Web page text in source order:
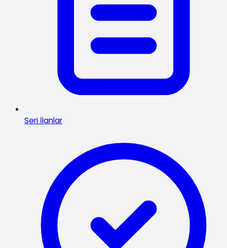
Seri İlanlar